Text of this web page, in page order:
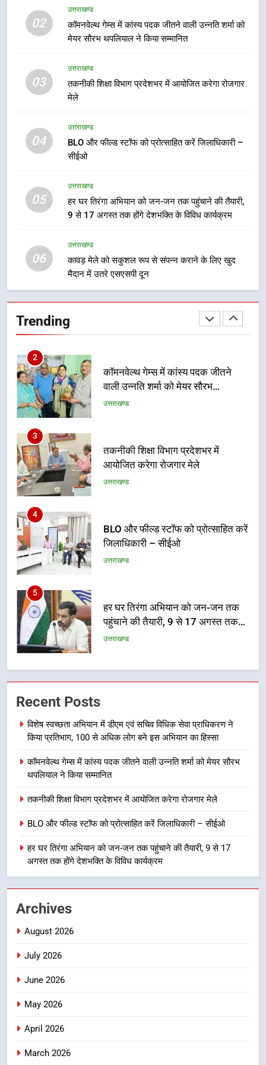
02
उत्तराखण्ड
कॉमनवेल्थ गेम्स में कांस्य पदक जीतने वाली उन्नति शर्मा को
मेयर सौरभ थपलियाल ने किया सम्मानित
03
उत्तराखण्ड
तकनीकी शिक्षा विभाग प्रदेशभर में आयोजित करेगा रोजगार
मेले
04
उत्तराखण्ड
BLO और फील्ड स्टॉफ को प्रोत्साहित करें जिलाधिकारी –
सीईओ
05
उत्तराखण्ड
हर घर तिरंगा अभियान को जन-जन तक पहुंचाने की तैयारी,
9 से 17 अगस्त तक होंगे देशभक्ति के विविध कार्यक्रम
06
उत्तराखण्ड
कावड़ मेले को सकुशल रूप से संपन्न कराने के लिए खुद
मैदान में उतरे एसएसपी दून
Trending
उत्तराखण्ड
मुख्यमंत्री ने तीलू रौतेली एवं आंगनबाड़ी
कार्यकत्री पुरस्कार से मातृशक्ति को किया
8
खेल महाकुंभ 2026ः 01 सितंबर से सजेगा
प्रतिभा का प्रदर्शन
विशेष स्वच्छता अभियान में डीएम एवं सचिव
विधिक सेवा प्राधिकरण ने किया प्रतिभाग,
100 से अधिक लोग बने इस अभियान का
2
कॉमनवेल्थ गेम्स में कांस्य पदक जीतने
वाली उन्नति शर्मा को मेयर सौरभ
थपलियाल ने किया सम्मानित
उत्तराखण्ड
3
तकनीकी शिक्षा विभाग प्रदेशभर में
आयोजित करेगा रोजगार मेले
उत्तराखण्ड
4
BLO और फील्ड स्टॉफ को प्रोत्साहित करें
जिलाधिकारी – सीईओ
उत्तराखण्ड
5
हर घर तिरंगा अभियान को जन-जन तक
पहुंचाने की तैयारी, 9 से 17 अगस्त तक
होंगे देशभक्ति के विविध कार्यक्रम
उत्तराखण्ड
6
कावड़ मेले को सकुशल रूप से संपन्न कराने
उत्तराखण्ड
मुख्यमंत्री ने तीलू रौतेली एवं आंगनबाड़ी
कार्यकत्री पुरस्कार से मातृशक्ति को किया
सम्मानित
उत्तराखण्ड
8
खेल महाकुंभ 2026ः 01 सितंबर से सजेगा
मुख्यमंत्री चौम्पियनशिप ट्रॉफी का मंच,
प्रतिभा का प्रदर्शन
उत्तराखण्ड
1
2
Recent Posts
विशेष स्वच्छता अभियान में डीएम एवं सचिव विधिक सेवा प्राधिकरण ने
किया प्रतिभाग, 100 से अधिक लोग बने इस अभियान का हिस्सा
कॉमनवेल्थ गेम्स में कांस्य पदक जीतने वाली उन्नति शर्मा को मेयर सौरभ
थपलियाल ने किया सम्मानित
तकनीकी शिक्षा विभाग प्रदेशभर में आयोजित करेगा रोजगार मेले
BLO और फील्ड स्टॉफ को प्रोत्साहित करें जिलाधिकारी – सीईओ
हर घर तिरंगा अभियान को जन-जन तक पहुंचाने की तैयारी, 9 से 17
अगस्त तक होंगे देशभक्ति के विविध कार्यक्रम
Archives
August 2026
July 2026
June 2026
May 2026
April 2026
March 2026